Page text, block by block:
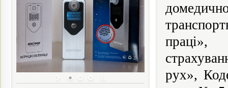
праці»,
рух»,